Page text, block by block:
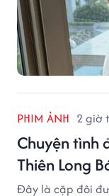
PHIM ẢNH 2 giờ
Chuyện tình
Thiên Long
Đây là cặp đôi